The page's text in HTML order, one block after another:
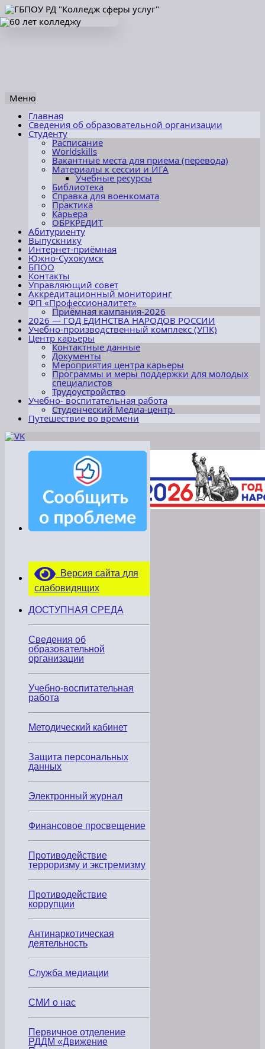
Меню
Перейти
содержимому
Главная
Сведения об образовательной организации
Студенту
Расписание
Worldskills
Вакантные места для приема (перевода)
Материалы к сессии и ИГА
Учебные ресурсы
Библиотека
Справка для военкомата
Практика
Карьера
ОБРКРЕДИТ
Абитуриенту
Выпускнику
Интернет-приёмная
Южно-Сухокумск
БПОО
Контакты
Управляющий совет
Аккредитационный мониторинг
ФП «Профессионалитет»
Приёмная кампания-2026
2026 — ГОД ЕДИНСТВА НАРОДОВ РОССИИ
Учебно-производственный комплекс (УПК)
Центр карьеры
Контактные данные
Документы
Мероприятия центра карьеры
Программы и меры поддержки для молодых
специалистов
Трудоустройство
Учебно- воспитательная работа
Студенческий Медиа-центр
Путешествие во времени
2006–
Версия сайта для
слабовидящих
ДОСТУПНАЯ СРЕДА
Сведения об
образовательной
организации
Учебно-воспитательная
работа
Методический кабинет
Защита персональных
данных
Электронный журнал
Финансовое просвещение
Противодействие
терроризму и экстремизму
Противодействие
коррупции
Антинаркотическая
деятельность
Служба медиации
СМИ о нас
Первичное отделение
РДДМ «Движение